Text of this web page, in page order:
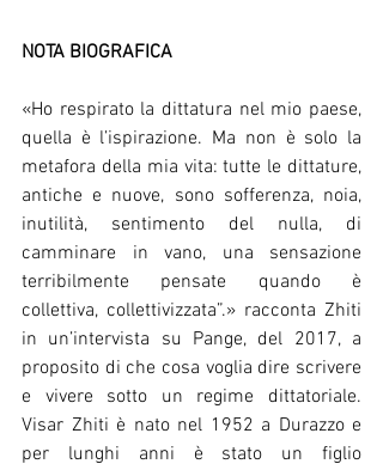
NOTA BIOGRAFICA
«Ho respirato la dittatura nel mio paese,
quella è l’ispirazione. Ma non è solo la
metafora della mia vita: tutte le dittature,
antiche e nuove, sono sofferenza, noia,
inutilità, sentimento del nulla, di
camminare in vano, una sensazione
terribilmente pensate quando è
collettiva, collettivizzata”.» racconta Zhiti
in un’intervista su Pange, del 2017, a
proposito di che cosa voglia dire scrivere
e vivere sotto un regime dittatoriale.
Visar Zhiti è nato nel 1952 a Durazzo e
per lunghi anni è stato un figlio